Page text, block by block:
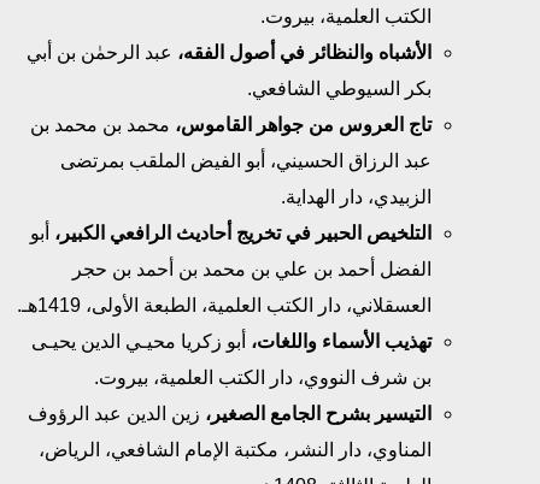
الكتب العلمية، بيروت.
الأشباه والنظائر في أصول الفقه، عبد الرحمٰن بن أبي
بكر السيوطي الشافعي.
تاج العروس من جواهر القاموس، محمد بن محمد بن
عبد الرزاق الحسيني، أبو الفيض الملقب بمرتضى
الزبيدي، دار الهداية.
التلخيص الحبير في تخريج أحاديث الرافعي الكبير، أبو
الفضل أحمد بن علي بن محمد بن أحمد بن حجر
العسقلاني، دار الكتب العلمية، الطبعة الأولى، 1419هـ.
تهذيب الأسماء واللغات، أبو زكريا محيـي الدين يحيـى
بن شرف النووي، دار الكتب العلمية، بيروت.
التيسير بشرح الجامع الصغير، زين الدين عبد الرؤوف
المناوي، دار النشر، مكتبة الإمام الشافعي، الرياض،